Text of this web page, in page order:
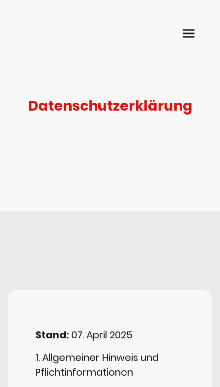
Datenschutzerklärung
Stand: 07. April 2025
1. Allgemeiner Hinweis und
Pflichtinformationen